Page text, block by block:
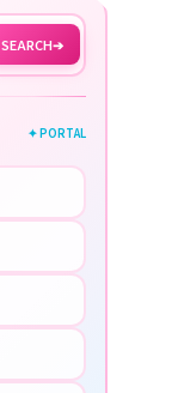
SEARCH➔
✦ PORTAL